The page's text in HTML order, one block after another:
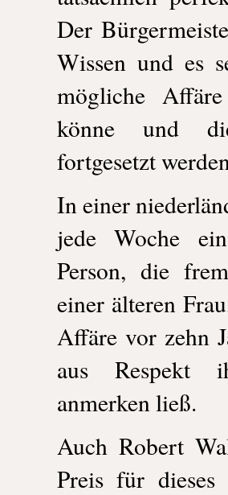
Der
Wissen und es
mögliche
könne und
fortgesetzt
In einer
jede Woche
Person, die
einer älteren
Affäre vor zehn
aus Respekt
anmerken ließ.
Auch Robert
Preis für dieses